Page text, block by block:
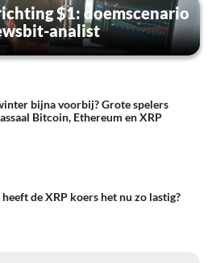
$1: doemscenario
analist
bijna voorbij? Grote spelers
Bitcoin, Ethereum en XRP
de XRP koers het nu zo lastig?